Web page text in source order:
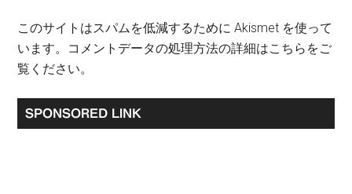
このサイトはスパムを低減するために Akismet を使って
います。 コメントデータの処理方法の詳細はこちらをご
覧ください。
最
SPONSORED LINK